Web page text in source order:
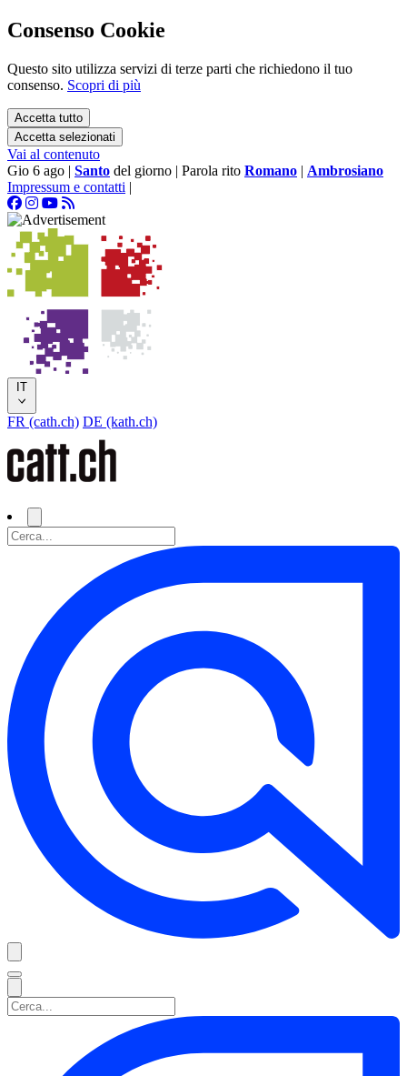
Consenso Cookie
Questo sito utilizza servizi di terze parti che richiedono il tuo
consenso. Scopri di più
Accetta tutto
Accetta selezionati
Vai al contenuto
Gio 6 ago | Santo del giorno | Parola rito Romano | Ambrosiano
Impressum e contatti |
IT
FR (cath.ch) DE (kath.ch)